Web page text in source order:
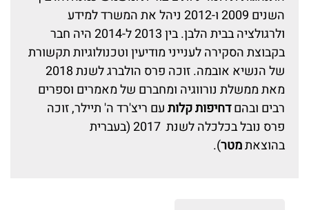
השנים 2009 ו-2012 ניהל את המשרד למידע
ולרגולציה בבית הלבן. בין 2013 ל-2014 היה חבר
בקבוצת הסקירה לענייני מודיעין וטכנולוגיות תקשורת
של הנשיא אובמה. זוכה פרס הולברג לשנת 2018
מאת ממשלת נורווגיה ומחברם של מאמרים וספרים
רבים ובהםדחיפות קלותעם ריצ'רד ה' תיילר, זוכה
פרס נובל בכלכלה לשנת 2017 (בעברית
בהוצאתמטר).